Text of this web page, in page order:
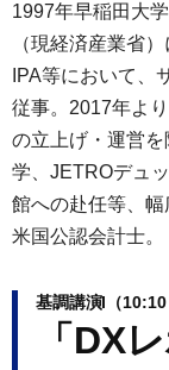
1997年早稲田大
（現経済産業省
IPA等において、
従事。2017年よ
の立上げ・運営
学、JETROデュ
館への赴任等、幅
米国公認会計士。
基調講演I（10:10
「DX